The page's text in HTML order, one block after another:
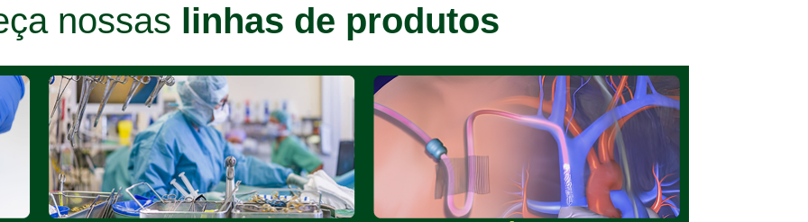
nossas linhas de produtos